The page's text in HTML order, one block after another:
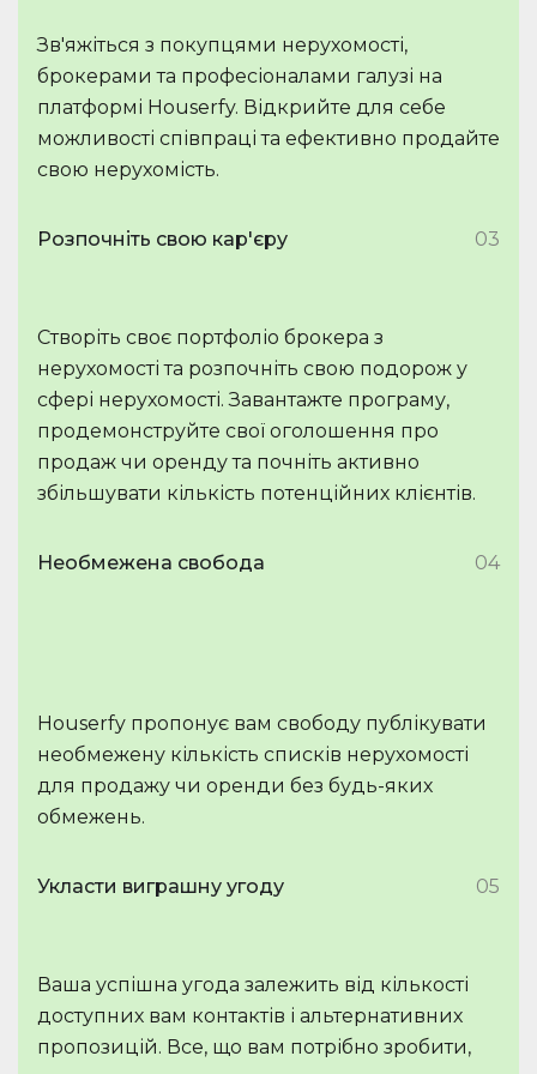
Зв'яжіться з покупцями нерухомості,
брокерами та професіоналами галузі на
платформі Houserfy. Відкрийте для себе
можливості співпраці та ефективно продайте
свою нерухомість.
Розпочніть свою кар'єру 03
Створіть своє портфоліо брокера з
нерухомості та розпочніть свою подорож у
сфері нерухомості. Завантажте програму,
продемонструйте свої оголошення про
продаж чи оренду та почніть активно
збільшувати кількість потенційних клієнтів.
Необмежена свобода 04
Houserfy пропонує вам свободу публікувати
необмежену кількість списків нерухомості
для продажу чи оренди без будь-яких
обмежень.
Укласти виграшну угоду 05
Ваша успішна угода залежить від кількості
доступних вам контактів і альтернативних
пропозицій. Все, що вам потрібно зробити,